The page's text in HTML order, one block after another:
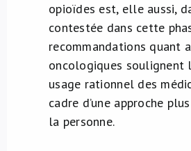
opioïdes est, elle aussi,
contestée dans cette
recommandations quant
oncologiques soulignent
usage rationnel des
cadre d’une approche
la personne.